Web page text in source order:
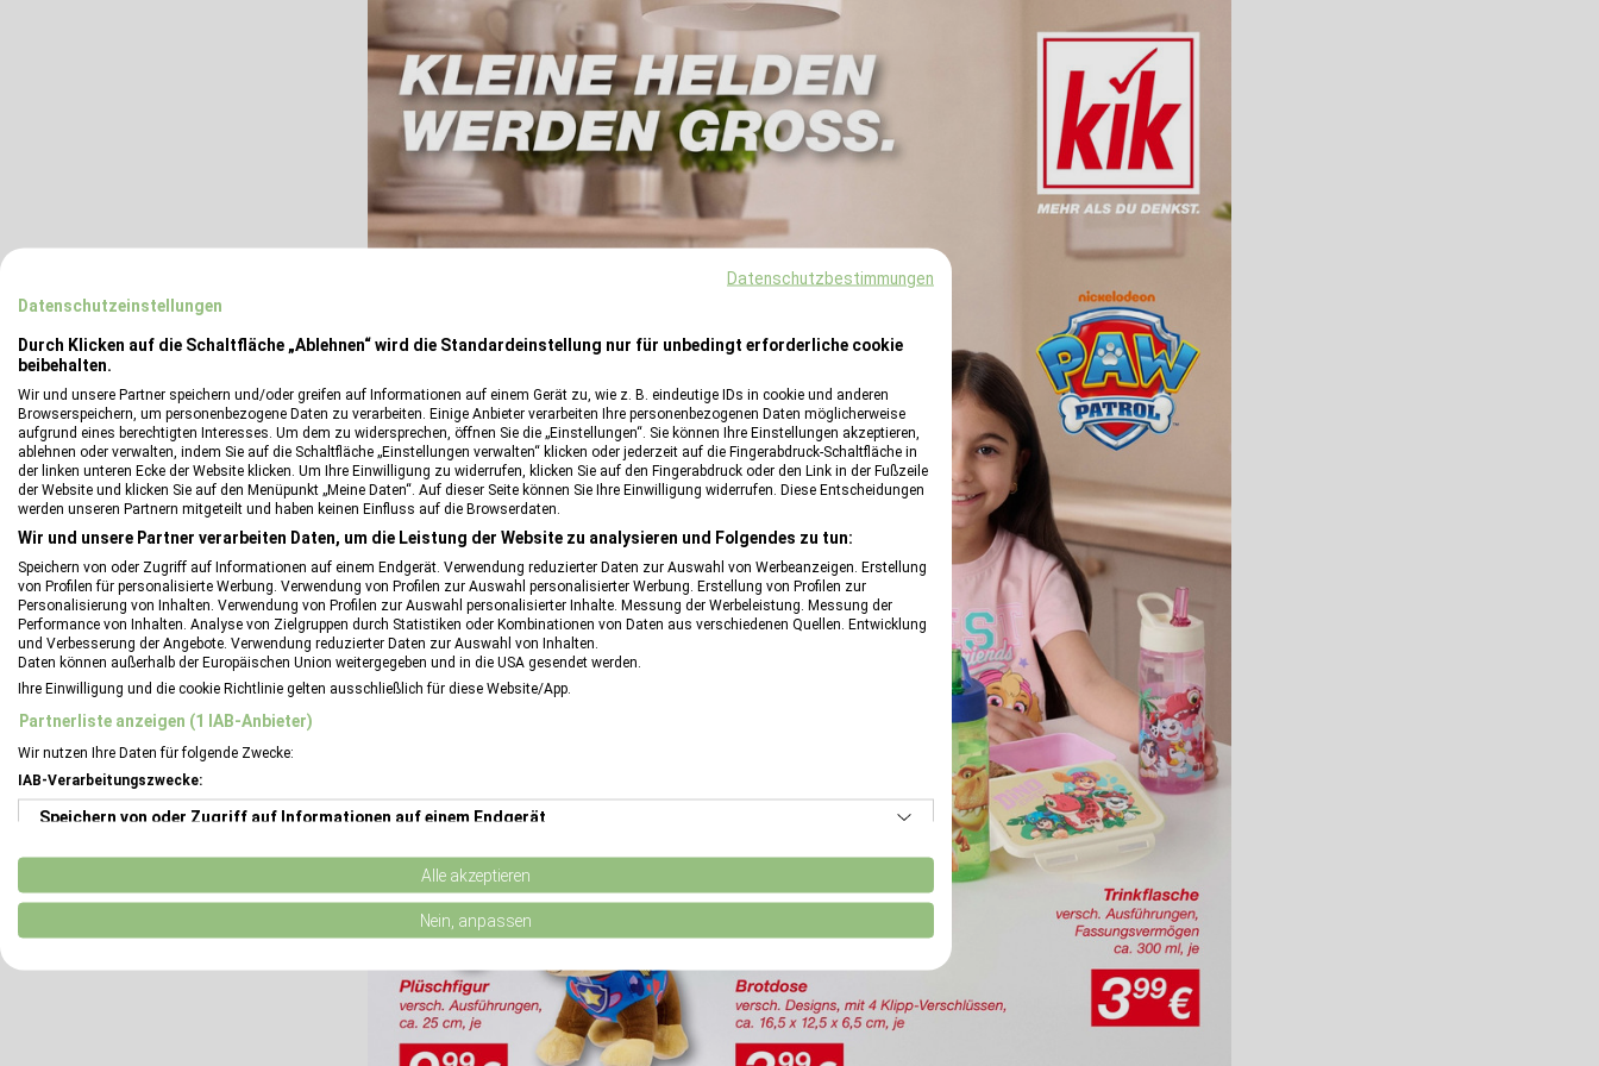
Datenschutzbestimmungen
Datenschutzeinstellungen
Durch Klicken auf die Schaltfläche „Ablehnen“ wird die Standardeinstellung nur für unbedingt erforderliche cookie
beibehalten.
Wir und unsere Partner speichern und/oder greifen auf Informationen auf einem Gerät zu, wie z. B. eindeutige IDs in cookie und anderen
Browserspeichern, um personenbezogene Daten zu verarbeiten. Einige Anbieter verarbeiten Ihre personenbezogenen Daten möglicherweise
aufgrund eines berechtigten Interesses. Um dem zu widersprechen, öffnen Sie die „Einstellungen“. Sie können Ihre Einstellungen akzeptieren,
ablehnen oder verwalten, indem Sie auf die Schaltfläche „Einstellungen verwalten“ klicken oder jederzeit auf die Fingerabdruck-Schaltfläche in
der linken unteren Ecke der Website klicken. Um Ihre Einwilligung zu widerrufen, klicken Sie auf den Fingerabdruck oder den Link in der Fußzeile
der Website und klicken Sie auf den Menüpunkt „Meine Daten“. Auf dieser Seite können Sie Ihre Einwilligung widerrufen. Diese Entscheidungen
werden unseren Partnern mitgeteilt und haben keinen Einfluss auf die Browserdaten.
Wir und unsere Partner verarbeiten Daten, um die Leistung der Website zu analysieren und Folgendes zu tun:
Speichern von oder Zugriff auf Informationen auf einem Endgerät. Verwendung reduzierter Daten zur Auswahl von Werbeanzeigen. Erstellung
von Profilen für personalisierte Werbung. Verwendung von Profilen zur Auswahl personalisierter Werbung. Erstellung von Profilen zur
Personalisierung von Inhalten. Verwendung von Profilen zur Auswahl personalisierter Inhalte. Messung der Werbeleistung. Messung der
Performance von Inhalten. Analyse von Zielgruppen durch Statistiken oder Kombinationen von Daten aus verschiedenen Quellen. Entwicklung
und Verbesserung der Angebote. Verwendung reduzierter Daten zur Auswahl von Inhalten.
Daten können außerhalb der Europäischen Union weitergegeben und in die USA gesendet werden.
Ihre Einwilligung und die cookie Richtlinie gelten ausschließlich für diese Website/App.
Partnerliste anzeigen (1 IAB-Anbieter)
Wir nutzen Ihre Daten für folgende Zwecke:
IAB-Verarbeitungszwecke:
Speichern von oder Zugriff auf Informationen auf einem Endgerät
Verwendung reduzierter Daten zur Auswahl von Werbeanzeigen
Erstellung von Profilen für personalisierte Werbung
Erstellung von Profilen zur Personalisierung von Inhalten
Verwendung von Profilen zur Auswahl personalisierter Inhalte
Alle akzeptieren
Nein, anpassen